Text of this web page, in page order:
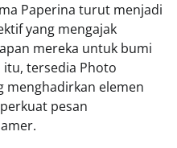
Paperina turut menjadi
yang mengajak
mereka untuk bumi
itu, tersedia Photo
menghadirkan elemen
pesan